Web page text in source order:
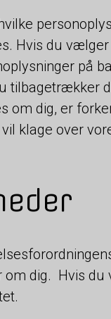
Hvis du
på
tilbagetrækker
om dig, er
vil klage over
dig. Hvis